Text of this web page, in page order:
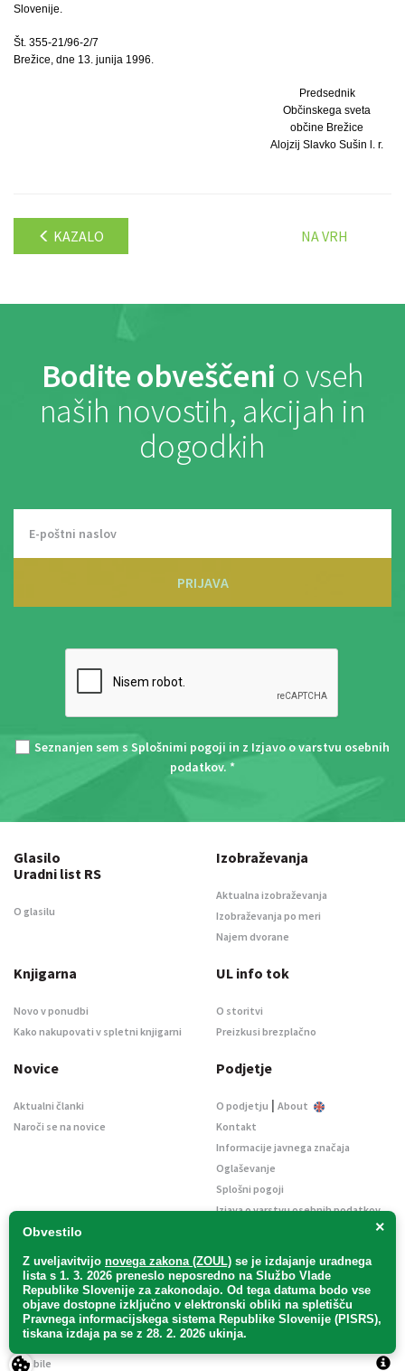
Slovenije.
Št. 355-21/96-2/7
Brežice, dne 13. junija 1996.
Predsednik
Občinskega sveta
občine Brežice
Alojzij Slavko Sušin l. r.
KAZALO NA VRH
Bodite obveščeni o vseh
naših novostih, akcijah in
dogodkih
PRIJAVA
Seznanjen sem s Splošnimi pogoji in z Izjavo o varstvu osebnih
podatkov. *
×
Obvestilo
Z uveljavitvijo novega zakona (ZOUL) se je izdajanje uradnega
lista s 1. 3. 2026 preneslo neposredno na Službo Vlade
Republike Slovenije za zakonodajo. Od tega datuma bodo vse
objave dostopne izključno v elektronski obliki na spletišču
Pravnega informacijskega sistema Republike Slovenije (PISRS),
tiskana izdaja pa se z 28. 2. 2026 ukinja.
Glasilo
Uradni list RS
O glasilu
Izobraževanja
Aktualna izobraževanja
Izobraževanja po meri
Najem dvorane
Knjigarna
Novo v ponudbi
Kako nakupovati v spletni knjigarni
UL info tok
O storitvi
Preizkusi brezplačno
Novice
Aktualni članki
Naroči se na novice
Podjetje
O podjetju | About
Kontakt
Informacije javnega značaja
Oglaševanje
Splošni pogoji
Izjava o varstvu osebnih podatkov
Uradni list d. o. o. – v likvidaciji / Vse pravice pridržane.
2Mobile